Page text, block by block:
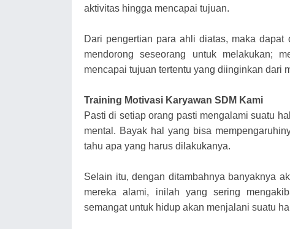
aktivitas hingga mencapai tujuan.
Dari pengertian para ahli diatas, maka
mendorong seseorang untuk melakukan;
mencapai tujuan tertentu yang diinginkan dari
Training Motivasi Karyawan SDM Kami
Pasti di setiap orang pasti mengalami suatu
mental. Bayak hal yang bisa
tahu apa yang harus dilakukanya.
Selain itu, dengan ditambahnya banyaknya
mereka alami, inilah yang sering
semangat untuk hidup akan menjalani suatu